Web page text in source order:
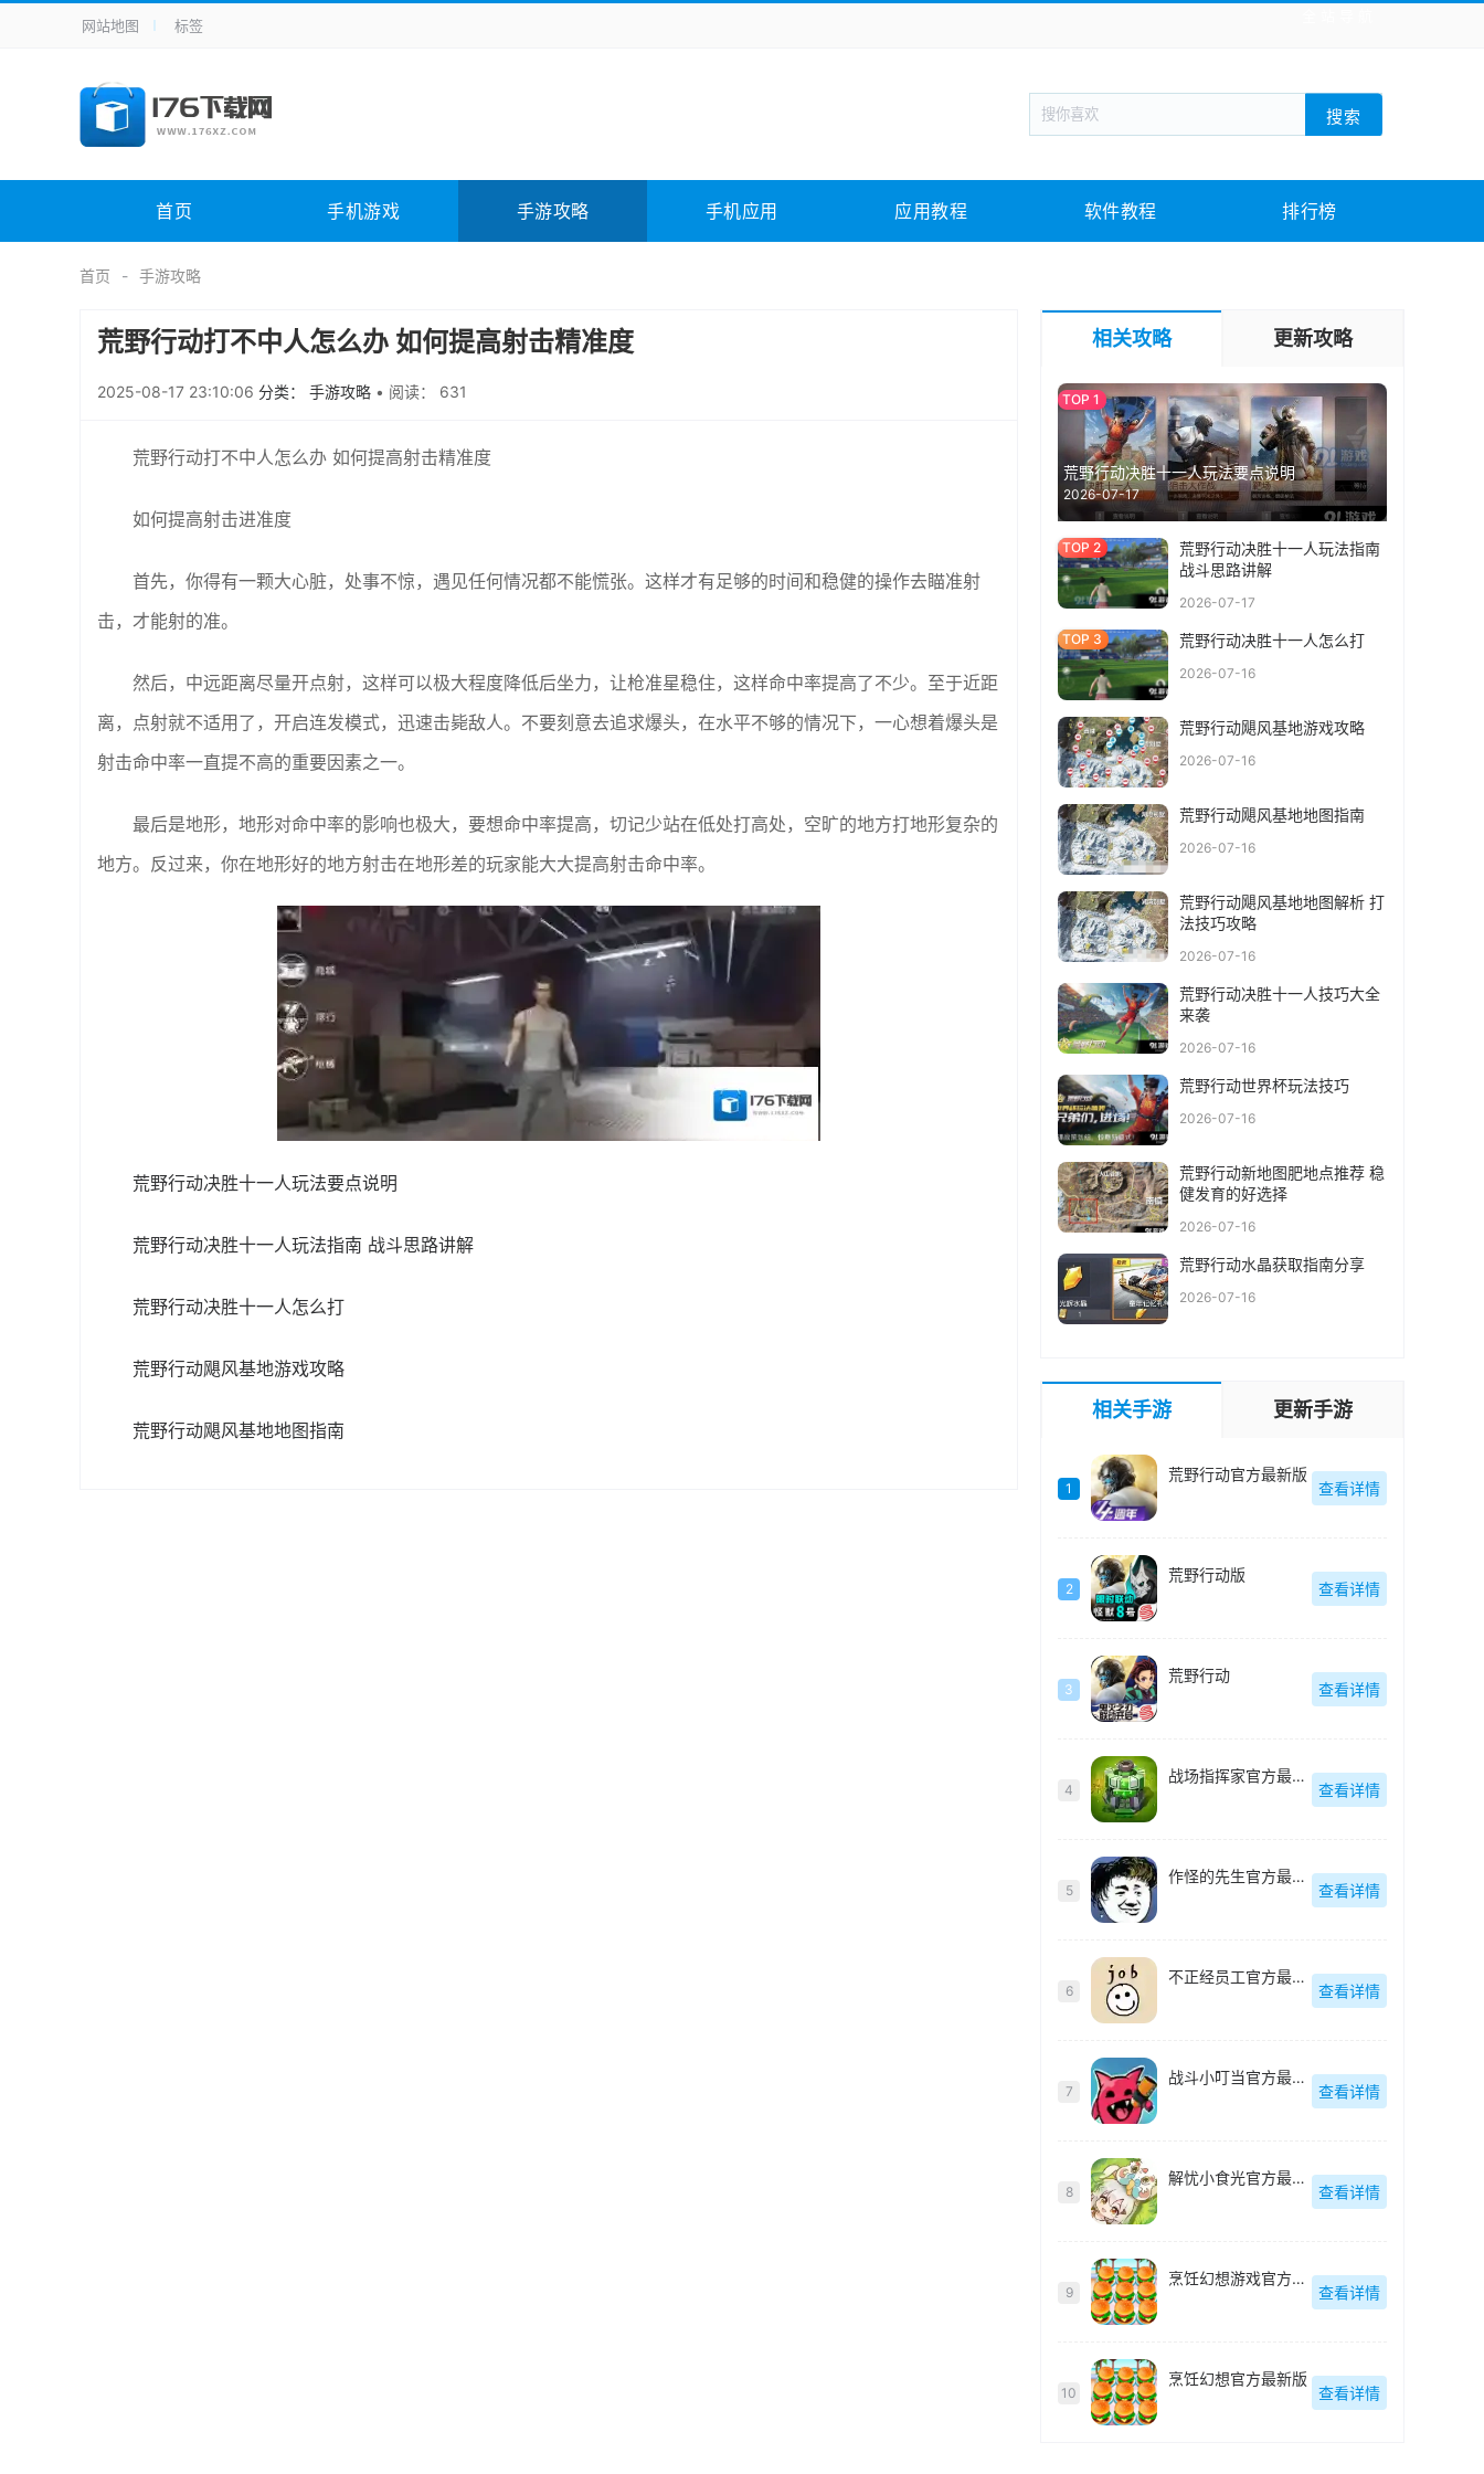
手机应用 新闻阅读 旅游出行 生活实用
手机游戏 体育竞技 战棋游戏 枪战射击 模拟经营
电脑软件 其它类别 图形软件 安全相关 应用软件 影音软件 插件下载 教育教学 游戏娱乐 系统软件 素材下载
未分类 综合其它
网站地图 标签
搜索
首页 手机游戏 手游攻略 手机应用 应用教程 软件教程 排行榜
首页 手游攻略
荒野行动打不中人怎么办 如何提高射击精准度
2025-08-17 23:10:06 分类： 手游攻略 • 阅读： 631
荒野行动打不中人怎么办 如何提高射击精准度
如何提高射击进准度
首先，你得有一颗大心脏，处事不惊，遇见任何情况都不能慌张。这样才有足够的时间和稳健的操作去瞄准射
击，才能射的准。
然后，中远距离尽量开点射，这样可以极大程度降低后坐力，让枪准星稳住，这样命中率提高了不少。至于近距
离，点射就不适用了，开启连发模式，迅速击毙敌人。不要刻意去追求爆头，在水平不够的情况下，一心想着爆头是
射击命中率一直提不高的重要因素之一。
最后是地形，地形对命中率的影响也极大，要想命中率提高，切记少站在低处打高处，空旷的地方打地形复杂的
地方。反过来，你在地形好的地方射击在地形差的玩家能大大提高射击命中率。
荒野行动决胜十一人玩法要点说明
荒野行动决胜十一人玩法指南 战斗思路讲解
荒野行动决胜十一人怎么打
荒野行动飓风基地游戏攻略
荒野行动飓风基地地图指南
相关攻略 更新攻略
荒野行动决胜十一人玩法要点说明
2026-07-17
荒野行动决胜十一人玩法指南
战斗思路讲解
2026-07-17
荒野行动决胜十一人怎么打
2026-07-16
荒野行动飓风基地游戏攻略
2026-07-16
荒野行动飓风基地地图指南
2026-07-16
荒野行动飓风基地地图解析 打
法技巧攻略
2026-07-16
荒野行动决胜十一人技巧大全
来袭
2026-07-16
荒野行动世界杯玩法技巧
2026-07-16
荒野行动新地图肥地点推荐 稳
健发育的好选择
2026-07-16
荒野行动水晶获取指南分享
2026-07-16
相关手游 更新手游
1
荒野行动官方最新版
查看详情
2
荒野行动版
查看详情
3
荒野行动
查看详情
4
战场指挥家官方最新版
查看详情
5
作怪的先生官方最新版
查看详情
6
不正经员工官方最新版
查看详情
7
战斗小叮当官方最新版
查看详情
8
解忧小食光官方最新版
查看详情
9
烹饪幻想游戏官方最新版
查看详情
10
烹饪幻想官方最新版
查看详情